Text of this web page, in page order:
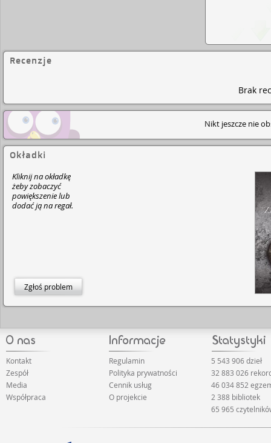
Recenzje
Brak
Nikt jeszcze nie
Okładki
Kliknij na okładkę
żeby zobaczyć
powiększenie lub
dodać ją na regał.
Zgłoś problem
Kontakt
Zespół
Media
Współpraca
Regulamin
Polityka prywatności
Cennik usług
O projekcie
5 543 906 dzieł
32 883 026
46 034 852
2 388 bibliotek
65 965